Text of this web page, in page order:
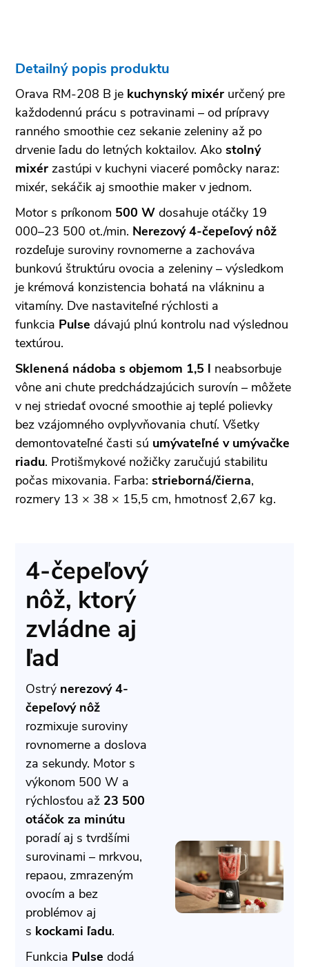
Detailný popis produktu
Orava RM-208 B je kuchynský mixér určený pre
každodennú prácu s potravinami – od prípravy
ranného smoothie cez sekanie zeleniny až po
drvenie ľadu do letných koktailov. Ako stolný
mixér zastúpi v kuchyni viaceré pomôcky naraz:
mixér, sekáčik aj smoothie maker v jednom.
Motor s príkonom 500 W dosahuje otáčky 19
000–23 500 ot./min. Nerezový 4-čepeľový nôž
rozdeľuje suroviny rovnomerne a zachováva
bunkovú štruktúru ovocia a zeleniny – výsledkom
je krémová konzistencia bohatá na vlákninu a
vitamíny. Dve nastaviteľné rýchlosti a
funkcia Pulse dávajú plnú kontrolu nad výslednou
textúrou.
Sklenená nádoba s objemom 1,5 l neabsorbuje
vône ani chute predchádzajúcich surovín – môžete
v nej striedať ovocné smoothie aj teplé polievky
bez vzájomného ovplyvňovania chutí. Všetky
demontovateľné časti sú umývateľné v umývačke
riadu. Protišmykové nožičky zaručujú stabilitu
počas mixovania. Farba: strieborná/čierna,
rozmery 13 × 38 × 15,5 cm, hmotnosť 2,67 kg.
4-čepeľový
nôž, ktorý
zvládne aj
ľad
Ostrý nerezový 4-
čepeľový nôž
rozmixuje suroviny
rovnomerne a doslova
za sekundy. Motor s
výkonom 500 W a
rýchlosťou až 23 500
otáčok za minútu
poradí aj s tvrdšími
surovinami – mrkvou,
repaou, zmrazeným
ovocím a bez
problémov aj
s kockami ľadu.
Funkcia Pulse dodá